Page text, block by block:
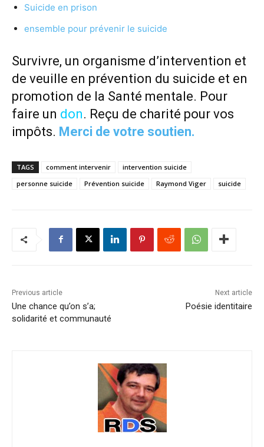
Suicide en prison
ensemble pour prévenir le suicide
Survivre, un organisme d’intervention et
de veuille en prévention du suicide et en
promotion de la Santé mentale. Pour
faire un don. Reçu de charité pour vos
impôts. Merci de votre soutien.
TAGS comment intervenir
intervention suicide
personne suicide
Prévention suicide Raymond Viger suicide
Previous article
Une chance qu’on s’a;
solidarité et communauté
Next article
Poésie identitaire